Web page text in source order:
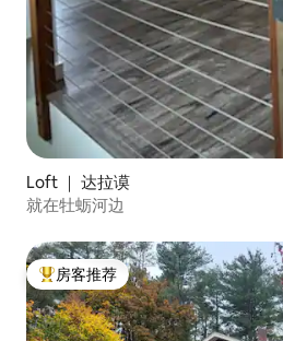
Loft ｜ 达拉谟
就在牡蛎河边
热门「房客推荐」
房客推荐